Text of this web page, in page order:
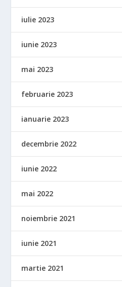
iulie 2023
iunie 2023
mai 2023
februarie 2023
ianuarie 2023
decembrie 2022
iunie 2022
mai 2022
noiembrie 2021
iunie 2021
martie 2021